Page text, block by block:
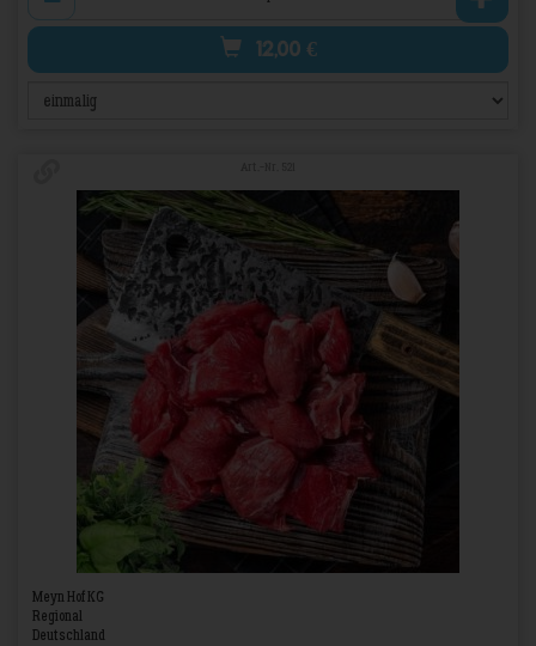
12,00 €
Meyn Hof KG
Regional
Deutschland